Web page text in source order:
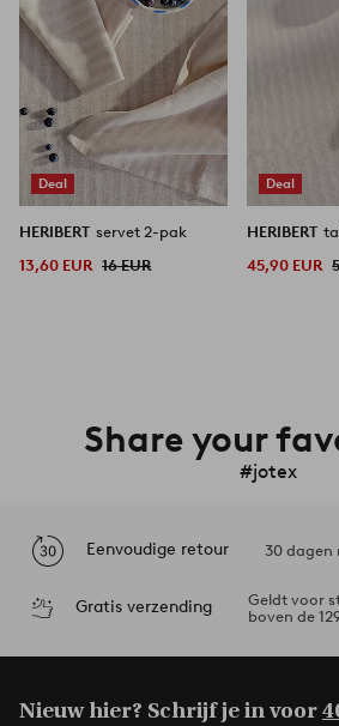
Deal
HERIBERT servet 2-pak
13,60 EUR 16 EUR
Deal
HERIBERT
45,90 EUR
Share your
#jotex
Eenvoudige retour 30
Gratis verzending
Geldt voor
boven de
Nieuw hier? Schrijf je in voor